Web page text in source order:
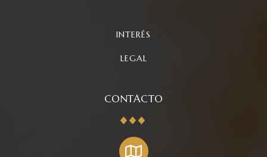
INTERÉS
LEGAL
CONTACTO